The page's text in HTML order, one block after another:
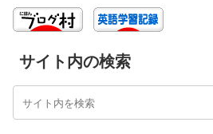
サイト内の検索